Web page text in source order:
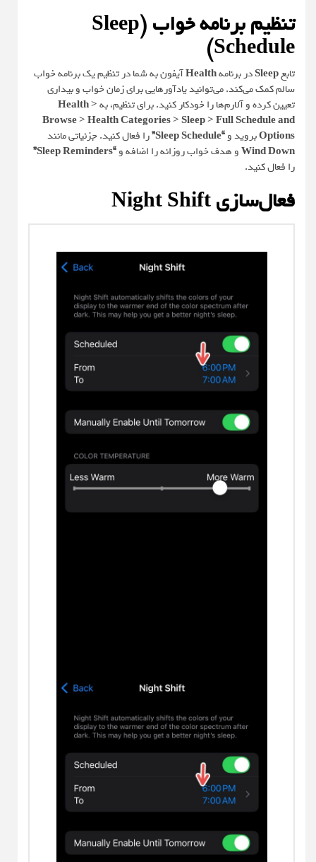
تنظیم برنامه خواب (Sleep
Schedule)
تابعSleepدر برنامهHealthآیفون به شما در تنظیم یک برنامه خواب
سالم کمک می‌کند. می‌توانید یادآورهایی برای زمان خواب و بیداری
تعیین کرده و آلارم‌ها را خودکار کنید. برای تنظیم، بهHealth >
Browse > Health Categories > Sleep > Full Schedule and
Optionsبروید و“Sleep Schedule”
را فعال کنید. جزئیاتی مانند
Wind Downو هدف خواب روزانه را اضافه و“Sleep Reminders”
را فعال کنید.
فعال‌سازی Night Shift